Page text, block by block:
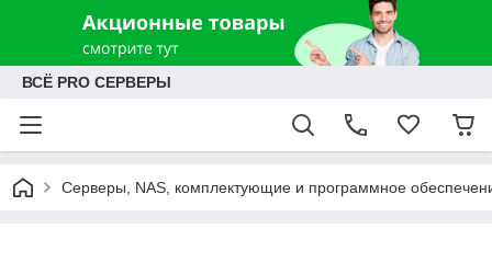
ВСЁ PRO СЕРВЕРЫ
Серверы, NAS, комплектующие и программное